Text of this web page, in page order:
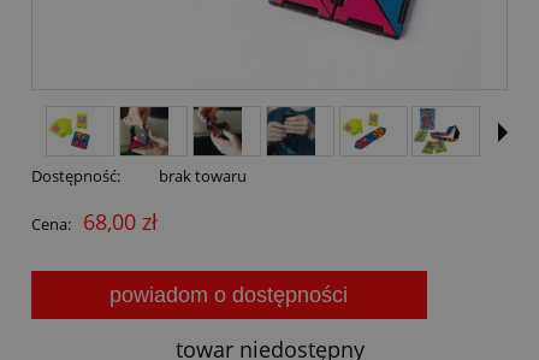
Dostępność: brak towaru
Cena: 68,00 zł
powiadom o dostępności
towar niedostępny